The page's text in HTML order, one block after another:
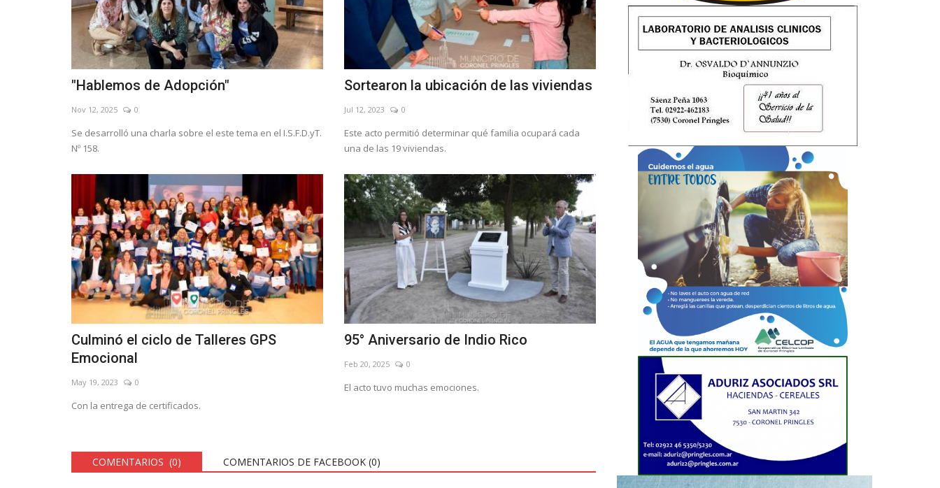
"Hablemos de Adopción"
Nov 12, 2025 0
Se desarrolló una charla sobre el este tema en el I.S.F.D.yT.
Nº 158.
Sortearon la ubicación de las viviendas
Jul 12, 2023 0
Este acto permitió determinar qué familia ocupará cada
una de las 19 viviendas.
Culminó el ciclo de Talleres GPS
Emocional
May 19, 2023 0
Con la entrega de certificados.
95° Aniversario de Indio Rico
Feb 20, 2025 0
El acto tuvo muchas emociones.
COMENTARIOS (0) COMENTARIOS DE FACEBOOK (0)